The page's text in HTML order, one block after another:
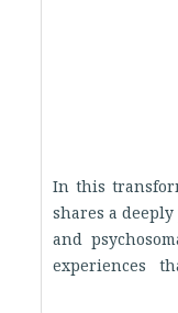
In this
shares a
and
experiences